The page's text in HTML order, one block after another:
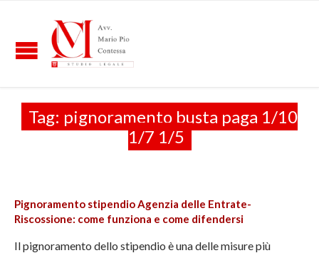
Tag: pignoramento busta paga 1/10
1/7 1/5
Pignoramento stipendio Agenzia delle Entrate-
Riscossione: come funziona e come difendersi
Il pignoramento dello stipendio è una delle misure più